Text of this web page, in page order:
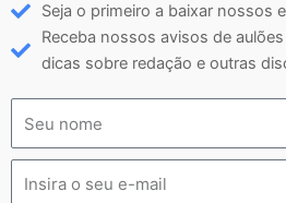
Seja o primeiro a baixar nossos
Receba nossos avisos de
dicas sobre redação e outras